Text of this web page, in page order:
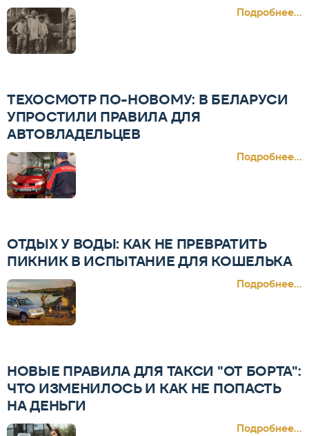
Подробнее...
ТЕХОСМОТР ПО-НОВОМУ: В БЕЛАРУСИ
УПРОСТИЛИ ПРАВИЛА ДЛЯ
АВТОВЛАДЕЛЬЦЕВ
Подробнее...
ОТДЫХ У ВОДЫ: КАК НЕ ПРЕВРАТИТЬ
ПИКНИК В ИСПЫТАНИЕ ДЛЯ КОШЕЛЬКА
Подробнее...
НОВЫЕ ПРАВИЛА ДЛЯ ТАКСИ "ОТ БОРТА":
ЧТО ИЗМЕНИЛОСЬ И КАК НЕ ПОПАСТЬ
НА ДЕНЬГИ
Подробнее...